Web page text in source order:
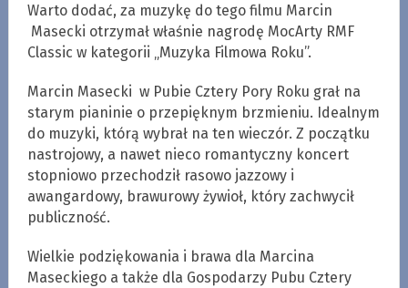
Warto dodać, za muzykę do tego filmu Marcin
Masecki otrzymał właśnie nagrodę MocArty RMF
Classic w kategorii „Muzyka Filmowa Roku”.
Marcin Masecki w Pubie Cztery Pory Roku grał na
starym pianinie o przepięknym brzmieniu. Idealnym
do muzyki, którą wybrał na ten wieczór. Z początku
nastrojowy, a nawet nieco romantyczny koncert
stopniowo przechodził rasowo jazzowy i
awangardowy, brawurowy żywioł, który zachwycił
publiczność.
Wielkie podziękowania i brawa dla Marcina
Maseckiego a także dla Gospodarzy Pubu Cztery